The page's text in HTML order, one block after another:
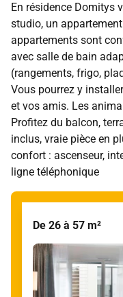
En résidence Domitys
studio, un
appartements sont
avec salle de bain
(rangements, frigo,
Vous pourrez y
et vos amis. Les
Profitez du balcon,
inclus, vraie pièce en
confort : ascenseur,
ligne téléphonique
De 26 à 57 m²